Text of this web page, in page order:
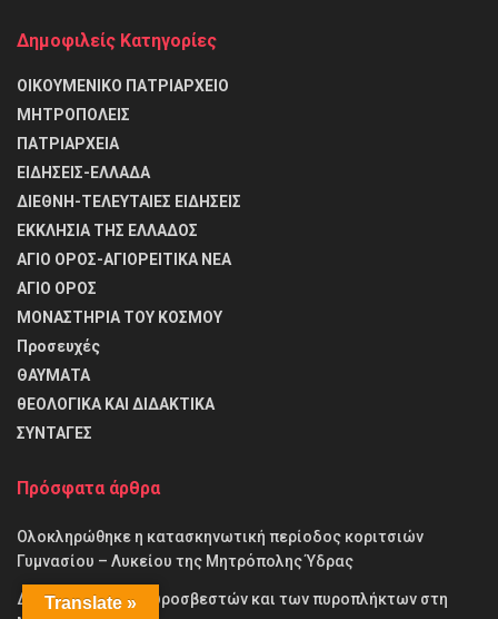
Δημοφιλείς Κατηγορίες
ΟΙΚΟΥΜΕΝΙΚΟ ΠΑΤΡΙΑΡΧΕΙΟ
ΜΗΤΡΟΠΟΛΕΙΣ
ΠΑΤΡΙΑΡΧΕΙΑ
ΕΙΔΗΣΕΙΣ-ΕΛΛΑΔΑ
ΔΙΕΘΝΗ-ΤΕΛΕΥΤΑΙΕΣ ΕΙΔΗΣΕΙΣ
ΕΚΚΛΗΣΙΑ ΤΗΣ ΕΛΛΑΔΟΣ
ΑΓΙΟ ΟΡΟΣ-ΑΓΙΟΡΕΙΤΙΚΑ ΝΕΑ
ΑΓΙΟ ΟΡΟΣ
ΜΟΝΑΣΤΗΡΙΑ ΤΟΥ ΚΟΣΜΟΥ
Προσευχές
ΘΑΥΜΑΤΑ
θΕΟΛΟΓΙΚΑ ΚΑΙ ΔΙΔΑΚΤΙΚΑ
ΣΥΝΤΑΓΕΣ
Πρόσφατα άρθρα
Ολοκληρώθηκε η κατασκηνωτική περίοδος κοριτσιών
Γυμνασίου – Λυκείου της Μητρόπολης Ύδρας
Δέηση υπέρ των πυροσβεστών και των πυροπλήκτων στη
Translate »